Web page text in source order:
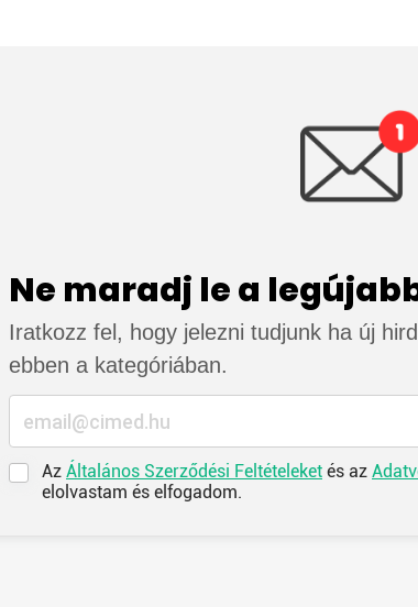
Ne maradj le a
Iratkozz fel, hogy jelezni tudjunk ha új
ebben a kategóriában.
Az Általános Szerződési Feltételeket és az
elolvastam és elfogadom.